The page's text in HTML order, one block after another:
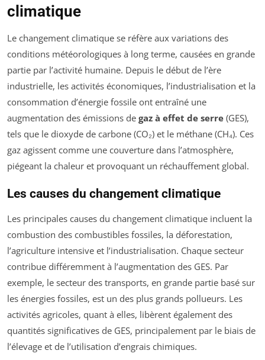
climatique
Le changement climatique se réfère aux variations des
conditions météorologiques à long terme, causées en grande
partie par l’activité humaine. Depuis le début de l’ère
industrielle, les activités économiques, l’industrialisation et la
consommation d’énergie fossile ont entraîné une
augmentation des émissions de gaz à effet de serre (GES),
tels que le dioxyde de carbone (CO₂) et le méthane (CH₄). Ces
gaz agissent comme une couverture dans l’atmosphère,
piégeant la chaleur et provoquant un réchauffement global.
Les causes du changement climatique
Les principales causes du changement climatique incluent la
combustion des combustibles fossiles, la déforestation,
l’agriculture intensive et l’industrialisation. Chaque secteur
contribue différemment à l’augmentation des GES. Par
exemple, le secteur des transports, en grande partie basé sur
les énergies fossiles, est un des plus grands pollueurs. Les
activités agricoles, quant à elles, libèrent également des
quantités significatives de GES, principalement par le biais de
l’élevage et de l’utilisation d’engrais chimiques.